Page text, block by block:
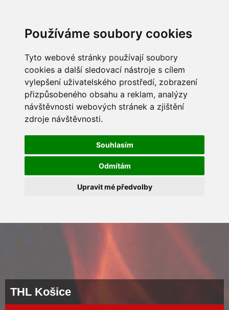
Používáme soubory cookies
Tyto webové stránky používají soubory
cookies a další sledovací nástroje s cílem
vylepšení uživatelského prostředí, zobrazení
přizpůsobeného obsahu a reklam, analýzy
návštěvnosti webových stránek a zjištění
zdroje návštěvnosti.
Souhlasím
Odmítám
Upravit mé předvolby
THL Košice